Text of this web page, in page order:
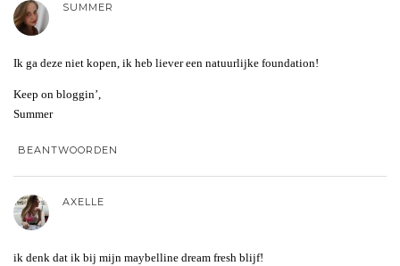
SUMMER
Ik ga deze niet kopen, ik heb liever een natuurlijke foundation!
Keep on bloggin’,
Summer
BEANTWOORDEN
AXELLE
ik denk dat ik bij mijn maybelline dream fresh blijf!